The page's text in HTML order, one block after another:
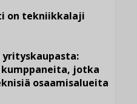
on tekniikkalaji
yrityskaupasta:
jotka
osaamisalueita